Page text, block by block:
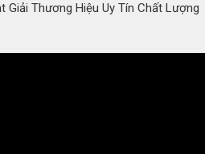
Giải Thương Hiệu Uy Tín Chất Lượng